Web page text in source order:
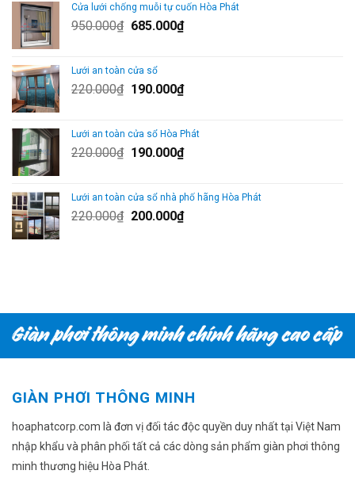
1.685.000₫.là:
Cửa lưới chống muỗi tự cuốn Hòa Phát
950.000₫ Giá
950.000₫.
685.000₫Giá
685.000₫.
Lưới an toàn cửa sổ
220.000₫ Giá
220.000₫.
190.000₫Giá
là:
190.000₫.
Lưới an toàn cửa sổ Hòa Phát
220.000₫ Giá
220.000₫.
190.000₫Giá
là:
190.000₫.
Lưới an toàn cửa sổ nhà phố hãng Hòa Phát
220.000₫ Giá
200.000₫Giá
GIÀN PHƠI THÔNG MINH
hoaphatcorp.com là đơn vị đối tác độc quyền duy nhất tại Việt Nam
nhập khẩu và phân phối tất cả các dòng sản phẩm giàn phơi thông
minh thương hiệu Hòa Phát.